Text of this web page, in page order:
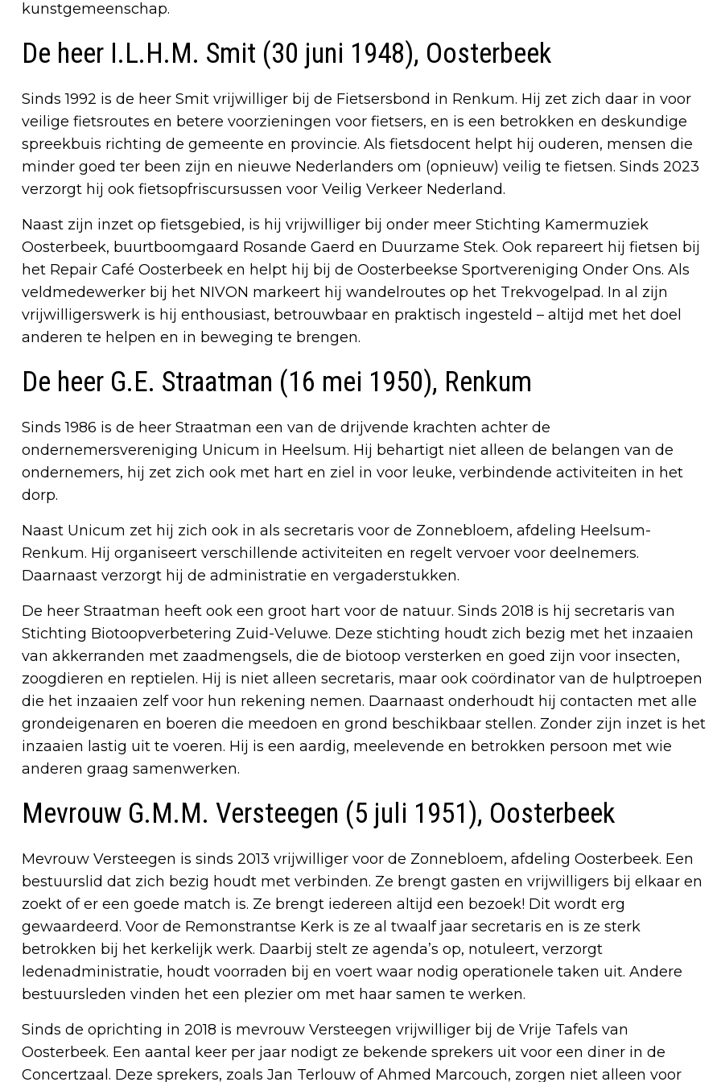
kunstgemeenschap.
De heer I.L.H.M. Smit (30 juni 1948), Oosterbeek
Sinds 1992 is de heer Smit vrijwilliger bij de Fietsersbond in Renkum. Hij zet zich daar in voor
veilige fietsroutes en betere voorzieningen voor fietsers, en is een betrokken en deskundige
spreekbuis richting de gemeente en provincie. Als fietsdocent helpt hij ouderen, mensen die
minder goed ter been zijn en nieuwe Nederlanders om (opnieuw) veilig te fietsen. Sinds 2023
verzorgt hij ook fietsopfriscursussen voor Veilig Verkeer Nederland.
Naast zijn inzet op fietsgebied, is hij vrijwilliger bij onder meer Stichting Kamermuziek
Oosterbeek, buurtboomgaard Rosande Gaerd en Duurzame Stek. Ook repareert hij fietsen bij
het Repair Café Oosterbeek en helpt hij bij de Oosterbeekse Sportvereniging Onder Ons. Als
veldmedewerker bij het NIVON markeert hij wandelroutes op het Trekvogelpad. In al zijn
vrijwilligerswerk is hij enthousiast, betrouwbaar en praktisch ingesteld – altijd met het doel
anderen te helpen en in beweging te brengen.
De heer G.E. Straatman (16 mei 1950), Renkum
Sinds 1986 is de heer Straatman een van de drijvende krachten achter de
ondernemersvereniging Unicum in Heelsum. Hij behartigt niet alleen de belangen van de
ondernemers, hij zet zich ook met hart en ziel in voor leuke, verbindende activiteiten in het
dorp.
Naast Unicum zet hij zich ook in als secretaris voor de Zonnebloem, afdeling Heelsum-
Renkum. Hij organiseert verschillende activiteiten en regelt vervoer voor deelnemers.
Daarnaast verzorgt hij de administratie en vergaderstukken.
De heer Straatman heeft ook een groot hart voor de natuur. Sinds 2018 is hij secretaris van
Stichting Biotoopverbetering Zuid-Veluwe. Deze stichting houdt zich bezig met het inzaaien
van akkerranden met zaadmengsels, die de biotoop versterken en goed zijn voor insecten,
zoogdieren en reptielen. Hij is niet alleen secretaris, maar ook coördinator van de hulptroepen
die het inzaaien zelf voor hun rekening nemen. Daarnaast onderhoudt hij contacten met alle
grondeigenaren en boeren die meedoen en grond beschikbaar stellen. Zonder zijn inzet is het
inzaaien lastig uit te voeren. Hij is een aardig, meelevende en betrokken persoon met wie
anderen graag samenwerken.
Mevrouw G.M.M. Versteegen (5 juli 1951), Oosterbeek
Mevrouw Versteegen is sinds 2013 vrijwilliger voor de Zonnebloem, afdeling Oosterbeek. Een
bestuurslid dat zich bezig houdt met verbinden. Ze brengt gasten en vrijwilligers bij elkaar en
zoekt of er een goede match is. Ze brengt iedereen altijd een bezoek! Dit wordt erg
gewaardeerd. Voor de Remonstrantse Kerk is ze al twaalf jaar secretaris en is ze sterk
betrokken bij het kerkelijk werk. Daarbij stelt ze agenda’s op, notuleert, verzorgt
ledenadministratie, houdt voorraden bij en voert waar nodig operationele taken uit. Andere
bestuursleden vinden het een plezier om met haar samen te werken.
Sinds de oprichting in 2018 is mevrouw Versteegen vrijwilliger bij de Vrije Tafels van
Oosterbeek. Een aantal keer per jaar nodigt ze bekende sprekers uit voor een diner in de
Concertzaal. Deze sprekers, zoals Jan Terlouw of Ahmed Marcouch, zorgen niet alleen voor